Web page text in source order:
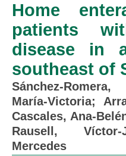
Home
patients
disease in
southeast of
Sánchez-Romera,
María-Victoria;
Cascales, Ana-
Rausell, Víctor-
Mercedes